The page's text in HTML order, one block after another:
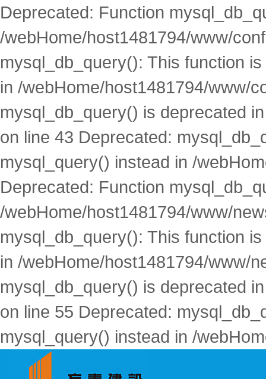
Deprecated: Function
/webHome/host1481794/www/
mysql_db_query(): This function
in /webHome/host1481794/www/
mysql_db_query() is deprecated
on line 43 Deprecated:
mysql_query() instead in /
Deprecated: Function
/webHome/host1481794/www/
mysql_db_query(): This function
in /webHome/host1481794/www/
mysql_db_query() is deprecated
on line 55 Deprecated:
mysql_query() instead in /